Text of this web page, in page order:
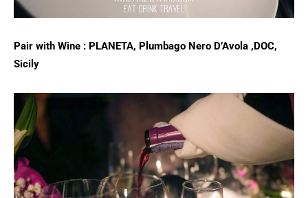
Pair with Wine : PLANETA, Plumbago Nero D’Avola ,DOC,
Sicily